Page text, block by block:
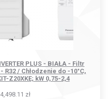
PLUS - BIAŁA - Filtr
R32 / Chłodzenie do -10°C,
Z20XKE; kW 0,75-2,4
4,498.11 zł